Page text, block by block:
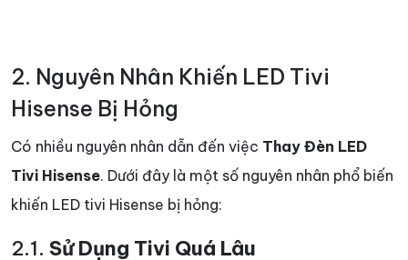
2. Nguyên Nhân Khiến LED Tivi
Hisense Bị Hỏng
Có nhiều nguyên nhân dẫn đến việc Thay Đèn LED
Tivi Hisense. Dưới đây là một số nguyên nhân phổ biến
khiến LED tivi Hisense bị hỏng:
2.1. Sử Dụng Tivi Quá Lâu